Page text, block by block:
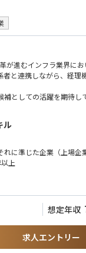
々な事業を展開してお
ため、業績管理や業績
ます。
社からの転職の場合は、
ります。
ため、経験を積んだ後は
。
近い部署である上、事
社の指示する業務への
プローチと数値検証能力
において、上場企業等
務アドバイザリー業務
した経営可視化・戦略構
事業ポートフォリオ管理
定量的に可視化・発信
方。
などの対外発信業務に興
進など）やルーチン業務
が進むインフラ業界に
者と連携しながら、経理
としての活躍を期待し
算（当社及びグループ
成
点整理
機関投資家）、アナリ
（決算説明会等）の企画
告書などの各種IR資料の
ル
れに準じた企業（上場企
上
想定年収
求人エントリー